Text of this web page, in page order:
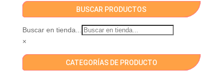
BUSCAR PRODUCTOS
Buscar en tienda...
×
CATEGORÍAS DE PRODUCTO